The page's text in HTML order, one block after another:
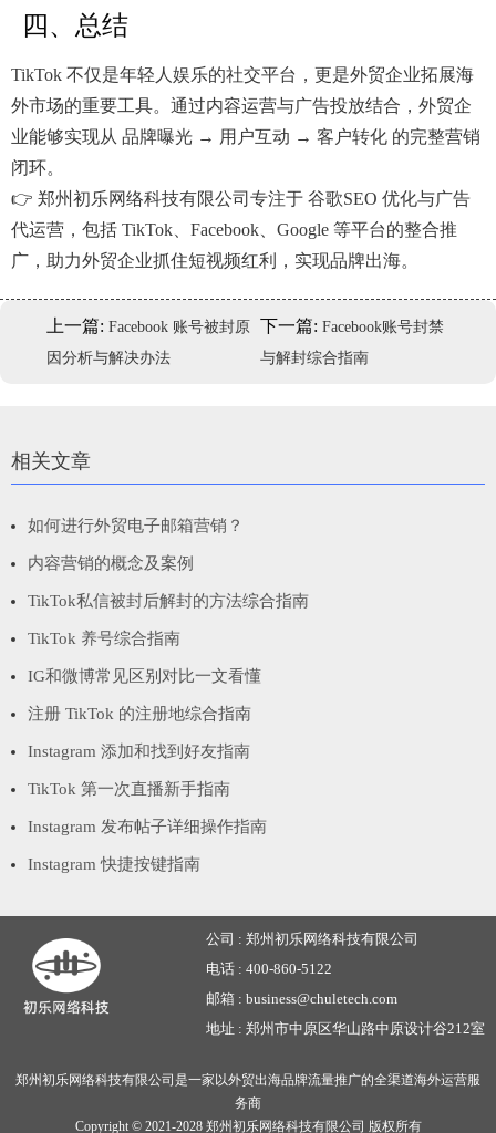
四、总结
TikTok 不仅是年轻人娱乐的社交平台，更是外贸企业拓展海
外市场的重要工具。通过内容运营与广告投放结合，外贸企
业能够实现从 品牌曝光 → 用户互动 → 客户转化 的完整营销
闭环。
👉 郑州初乐网络科技有限公司专注于 谷歌SEO 优化与广告
代运营，包括 TikTok、Facebook、Google 等平台的整合推
广，助力外贸企业抓住短视频红利，实现品牌出海。
上一篇: Facebook 账号被封原
因分析与解决办法
下一篇: Facebook账号封禁
与解封综合指南
相关文章
如何进行外贸电子邮箱营销？
内容营销的概念及案例
TikTok私信被封后解封的方法综合指南
TikTok 养号综合指南
IG和微博常见区别对比一文看懂
注册 TikTok 的注册地综合指南
Instagram 添加和找到好友指南
TikTok 第一次直播新手指南
Instagram 发布帖子详细操作指南
Instagram 快捷按键指南
公司 : 郑州初乐网络科技有限公司
电话 : 400-860-5122
邮箱 : business@chuletech.com
地址 : 郑州市中原区华山路中原设计谷212室
郑州初乐网络科技有限公司是一家以外贸出海品牌流量推广的全渠道海外运营服
务商
Copyright © 2021-2028 郑州初乐网络科技有限公司 版权所有